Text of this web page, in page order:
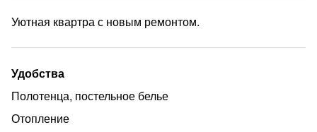
Уютная квартра с новым ремонтом.
Удобства
Полотенца, постельное белье
Отопление